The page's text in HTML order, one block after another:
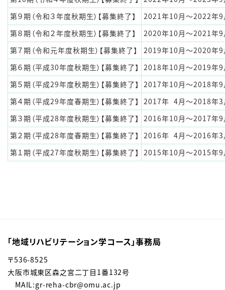
第９期（令和３年度秋期生）【募集終了】
2021年10月～2022年9
第８期（令和２年度秋期生）【募集終了】
2020年10月～2021年9
第７期（令和元年度秋期生）【募集終了】
2019年10月～2020年9
第６期（平成30年度秋期生）【募集終了】 2018年10月～2019年9
第５期（平成29年度秋期生）【募集終了】 2017年10月～2018年9
第４期（平成29年度春期生）【募集終了】 2017年 4月～2018年3
第３期（平成28年度秋期生）【募集終了】 2016年10月～2017年9
第２期（平成28年度春期生）【募集終了】 2016年 4月～2016年3
第１期（平成27年度秋期生）【募集終了】 2015年10月～2015年9
「地域リハビリテーション学コース」事務局
〒536-8525
大阪市城東区森之宮二丁目1番132号
MAIL:gr-reha-cbr@omu.ac.jp